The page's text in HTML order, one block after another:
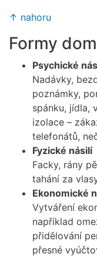
↑ nahoru
Formy
Psychické
Nadávky,
poznámky,
spánku, jídla,
izolace –
telefonátů,
Fyzické násilí
Facky, rány
tahání za
Ekonomické
Vytváření
například
přidělování
přesné